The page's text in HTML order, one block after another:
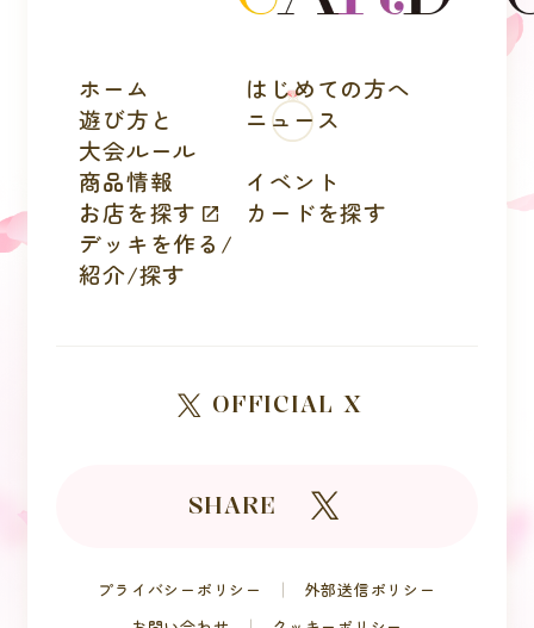
ホーム
はじめての方へ
遊び方と
大会ルール
ニュース
商品情報
イベント
お店を探す
カードを探す
デッキを作る/
紹介/探す
OFFICIAL X
SHARE
プライバシーポリシー
外部送信ポリシー